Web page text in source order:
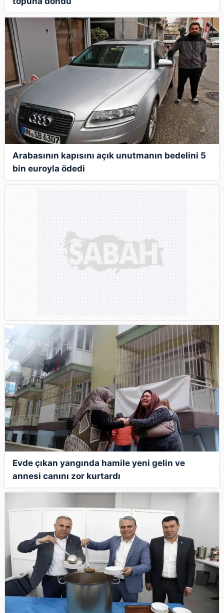
Arabasının kapısını açık unutmanın bedelini 5
bin euroyla ödedi
Evde çıkan yangında hamile yeni gelin ve
annesi canını zor kurtardı